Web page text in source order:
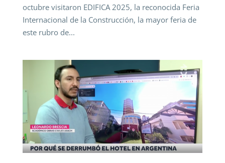
octubre visitaron EDIFICA 2025, la reconocida Feria
Internacional de la Construcción, la mayor feria de
este rubro de...